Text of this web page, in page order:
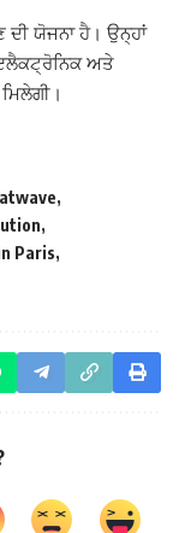
ਦੀ ਯੋਜਨਾ ਹੈ। ਉਨ੍ਹਾਂ
ਅਤੇ
Paris